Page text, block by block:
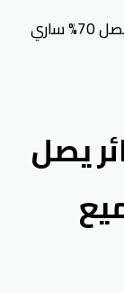
كود خصم جوميا الجزائر يصل 70% ساري
يصل